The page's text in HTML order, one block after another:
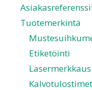
Tuotemerkintä
Etiketöinti
Lasermerkkaus
Kalvotulostimet